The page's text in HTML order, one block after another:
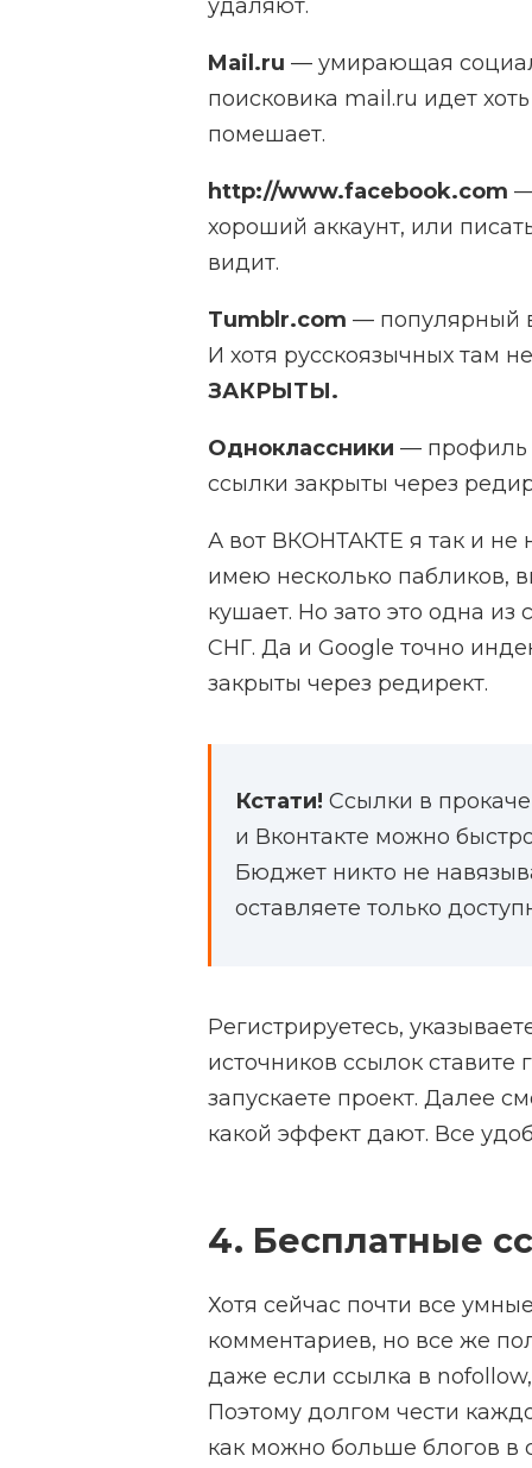
удаляют.
Mail.ru — умирающая
поисковика mail.ru идет
помешает.
http://www.facebook.com
хороший аккаунт, или
видит.
Tumblr.com — популярный
И хотя русскоязычных там
ЗАКРЫТЫ.
Одноклассники — профиль
ссылки закрыты через
А вот ВКОНТАКТЕ я так и не
имею несколько пабликов,
кушает. Но зато это одна
СНГ. Да и Google точно
закрыты через редирект.
Кстати! Ссылки в
и Вконтакте можно
Бюджет никто не
оставляете только
Регистрируетесь,
источников ссылок ставите
запускаете проект. Далее
какой эффект дают. Все
4. Бесплатные
Хотя сейчас почти все
комментариев, но все же
даже если ссылка в
Поэтому долгом чести
как можно больше блогов в